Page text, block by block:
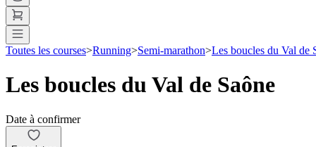
Toutes les courses>Running>Semi-marathon>Les boucles du Val de
Les boucles du Val de Saône
Date à confirmer